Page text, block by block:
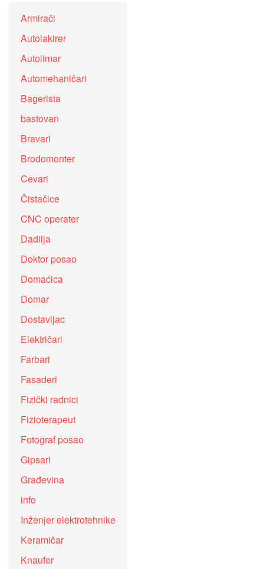
Armirači
Autolakirer
Autolimar
Automehaničari
Bagerista
bastovan
Bravari
Brodomonter
Cevari
Čistačice
CNC operater
Dadilja
Doktor posao
Domaćica
Domar
Dostavljac
Električari
Farbari
Fasaderi
Fizički radnici
Fizioterapeut
Fotograf posao
Gipsari
Građevina
info
Inženjer elektrotehnike
Keramičar
Knaufer